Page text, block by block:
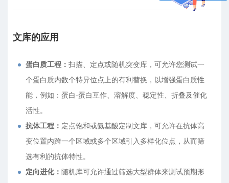
文库的应用
蛋白质工程： 扫描、定点或随机突变库，可允许您测试一
个蛋白质内数个特异位点上的有利替换，以增强蛋白质性
能，例如：蛋白-蛋白互作、溶解度、稳定性、折叠及催化
活性。
抗体工程： 定点饱和或氨基酸定制文库，可允许在抗体高
变位置内跨一个区域或多个区域引入多样化位点，从而筛
选有利的抗体特性。
定向进化： 随机库可允许通过筛选大型群体来测试预期形